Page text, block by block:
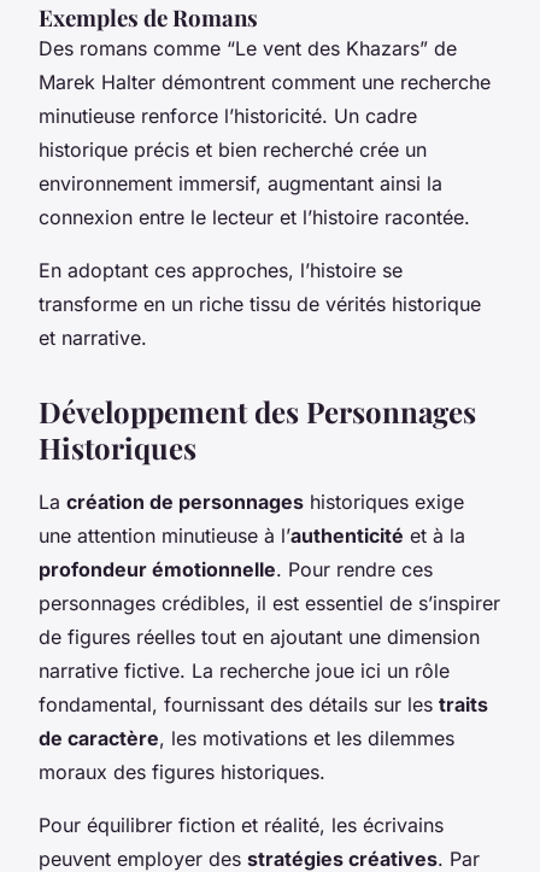
Exemples de Romans
Des romans comme “Le vent des Khazars” de
Marek Halter démontrent comment une recherche
minutieuse renforce l’historicité. Un cadre
historique précis et bien recherché crée un
environnement immersif, augmentant ainsi la
connexion entre le lecteur et l’histoire racontée.
En adoptant ces approches, l’histoire se
transforme en un riche tissu de vérités historique
et narrative.
Développement des Personnages
Historiques
La création de personnages historiques exige
une attention minutieuse à l’authenticité et à la
profondeur émotionnelle. Pour rendre ces
personnages crédibles, il est essentiel de s’inspirer
de figures réelles tout en ajoutant une dimension
narrative fictive. La recherche joue ici un rôle
fondamental, fournissant des détails sur les traits
de caractère, les motivations et les dilemmes
moraux des figures historiques.
Pour équilibrer fiction et réalité, les écrivains
peuvent employer des stratégies créatives. Par